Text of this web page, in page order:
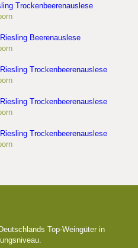
Trockenbeerenauslese
Beerenauslese
Trockenbeerenauslese
Trockenbeerenauslese
Trockenbeerenauslese
Top-Weingüter in